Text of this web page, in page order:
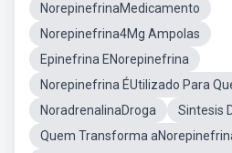
NorepinefrinaMedicamento
Norepinefrina4Mg Ampolas
Epinefrina ENorepinefrina
Norepinefrina ÉUtilizado Para
NoradrenalinaDroga
Sintesis
Quem Transforma